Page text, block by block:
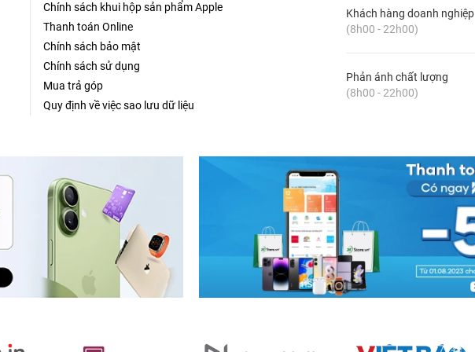
With Numeric Keypad sẽ chẳng nghĩ nó có gì đặc biệt vì
Chính sách khui hộp sản phẩm Apple
Thanh toán Online
Chính sách bảo mật
Chính sách sử dụng
Mua trả góp
Quy định về việc sao lưu dữ liệu
Khách hàng doanh nghiệp
(8h00 - 22h00)
Phản ánh chất lượng
(8h00 - 22h00)